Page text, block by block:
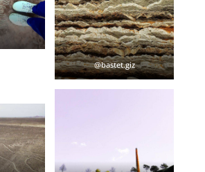
@bastet.giz